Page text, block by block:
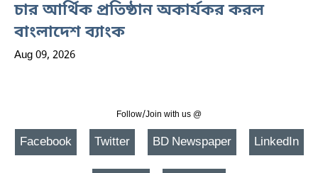
চার আর্থিক প্রতিষ্ঠান অকার্যকর করল
বাংলাদেশ ব্যাংক
Aug 09, 2026
Follow/Join with us @
Facebook Twitter BD Newspaper LinkedIn